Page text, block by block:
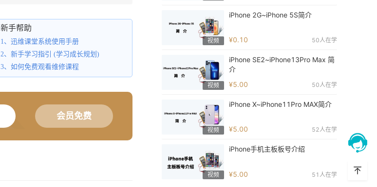
新手帮助
1、迅维课堂系统使用手册
2、新手学习指引 (学习成长规划)
3、如何免费观看维修课程
会员免费
视频
iPhone 2G~iPhone 5S简介
¥0.10 50人在学
视频
iPhone SE2~iPhone13Pro Max 简
介
¥5.00
50人在学
视频
iPhone X~iPhone11Pro MAX简介
¥5.00 52人在学
视频
iPhone手机主板板号介绍
¥5.00 51 人在学